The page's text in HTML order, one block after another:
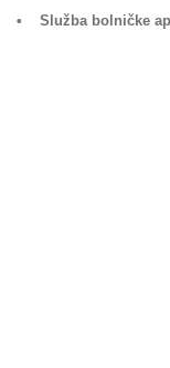
• Služba bolničke